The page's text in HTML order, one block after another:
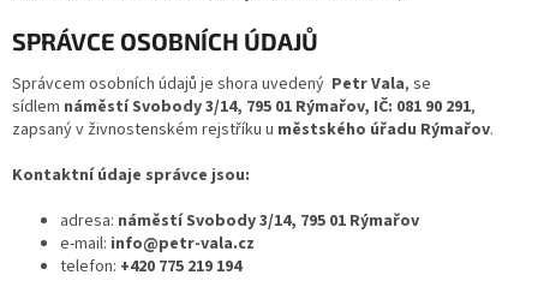
SPRÁVCE OSOBNÍCH ÚDAJŮ
Správcem osobních údajů je shora uvedený Petr Vala, se
sídlem náměstí Svobody 3/14, 795 01 Rýmařov, IČ: 081 90 291,
zapsaný v živnostenském rejstříku u městského úřadu Rýmařov.
Kontaktní údaje správce jsou:
adresa: náměstí Svobody 3/14, 795 01 Rýmařov
e-mail: info@petr-vala.cz
telefon: +420 775 219 194